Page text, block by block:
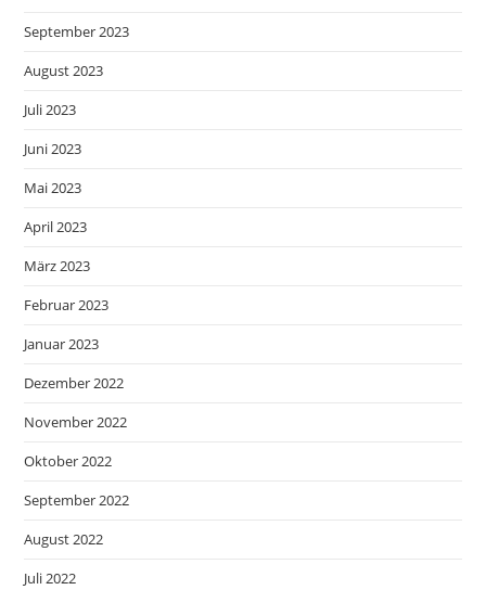
September 2023
August 2023
Juli 2023
Juni 2023
Mai 2023
April 2023
März 2023
Februar 2023
Januar 2023
Dezember 2022
November 2022
Oktober 2022
September 2022
August 2022
Juli 2022